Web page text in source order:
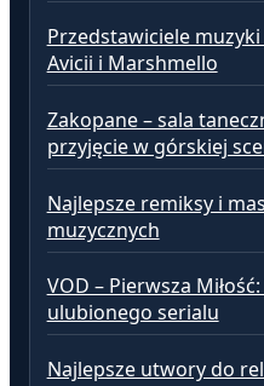
Przedstawiciele
Avicii i Marshmello
Zakopane – sala
przyjęcie w górskiej
Najlepsze remiksy i
muzycznych
VOD – Pierwsza
ulubionego serialu
Najlepsze utwory do